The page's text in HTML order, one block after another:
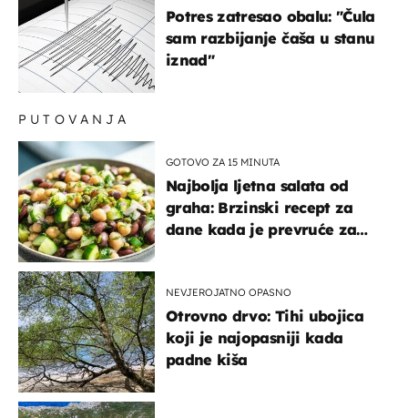
Potres zatresao obalu: "Čula
sam razbijanje čaša u stanu
iznad"
PUTOVANJA
GOTOVO ZA 15 MINUTA
Najbolja ljetna salata od
graha: Brzinski recept za
dane kada je prevruće za
NEVJEROJATNO OPASNO
Otrovno drvo: Tihi ubojica
koji je najopasniji kada
padne kiša